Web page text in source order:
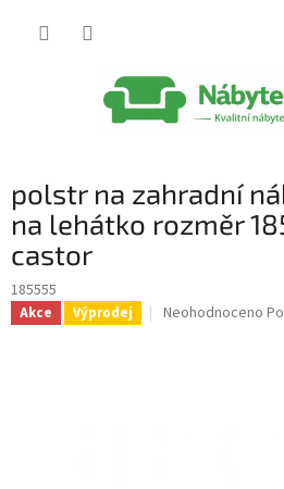
polstr na zahradní
na lehátko rozměr
castor
185555
Akce Výprodej
Průměrné
Neohodnoceno